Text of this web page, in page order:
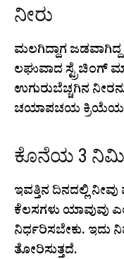
ನೀರು
ಮಲಗಿದ್ದಾಗ ಜಡವಾಗಿದ್ದ
ಲಘುವಾದ ಸ್ಟ್ರೆಚಿಂಗ್
ಉಗುರುಬೆಚ್ಚಗಿನ
ಚಯಾಪಚಯ
ಕೊನೆಯ 3
ಇವತ್ತಿನ ದಿನದಲ್ಲಿ
ಕೆಲಸಗಳು ಯಾವುವು
ನಿರ್ಧರಿಸಬೇಕು. ಇದು
ತೋರಿಸುತ್ತದೆ.